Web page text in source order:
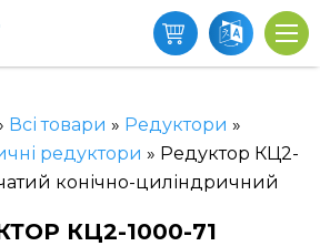
Всі товари » Редуктори »
редуктори » Редуктор КЦ2-
конічно-циліндричний
КЦ2-1000-71